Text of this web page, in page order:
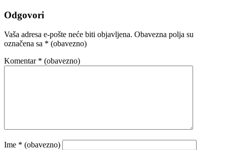
Odgovori
Vaša adresa e-pošte neće biti objavljena. Obavezna polja su
označena sa * (obavezno)
Komentar * (obavezno)
Ime * (obavezno)